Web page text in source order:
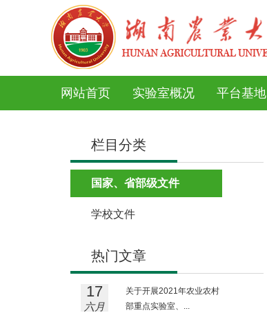
网站首页 实验室概况 平台基地
栏目分类
国家、省部级文件
学校文件
热门文章
17
六月
关于开展2021年农业农村
部重点实验室、...